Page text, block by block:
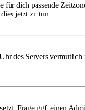
dich passende
jetzt zu tun.
des Servers
Frage ggf. einen